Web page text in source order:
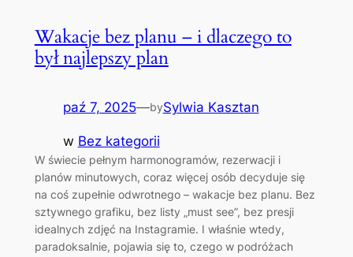
Wakacje bez planu – i dlaczego to
był najlepszy plan
paź 7, 2025—bySylwia Kasztan
w Bez kategorii
W świecie pełnym harmonogramów, rezerwacji i
planów minutowych, coraz więcej osób decyduje się
na coś zupełnie odwrotnego – wakacje bez planu. Bez
sztywnego grafiku, bez listy „must see”, bez presji
idealnych zdjęć na Instagramie. I właśnie wtedy,
paradoksalnie, pojawia się to, czego w podróżach